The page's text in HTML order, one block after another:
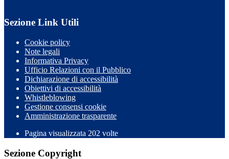
Sezione Link Utili
Cookie policy
Note legali
Informativa Privacy
Ufficio Relazioni con il Pubblico
Dichiarazione di accessibilità
Obiettivi di accessibilità
Whistleblowing
Gestione consensi cookie
Amministrazione trasparente
Pagina visualizzata 202 volte
Sezione Copyright